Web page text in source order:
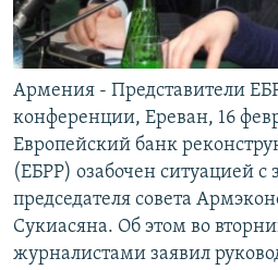
Армения - Представители
конференции, Ереван, 16
Европейский банк
(ЕБРР) озабочен ситуацией
председателя совета
Сукиасяна. Об этом во
журналистами заявил